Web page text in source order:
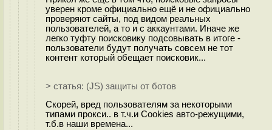
уверен кроме официально ещё и не официально
проверяют сайты, под видом реальных
пользователей, а то и с аккаунтами. Иначе же
легко туфту поисковику подсовывать в итоге -
пользователи будут получать совсем не тот
контент который обещает поисковик...
> статья: (JS) защиты от ботов
Скорей, вред пользователям за некоторыми
типами прокси.. в т.ч.и Cookies авто-режущими,
т.б.в наши времена...